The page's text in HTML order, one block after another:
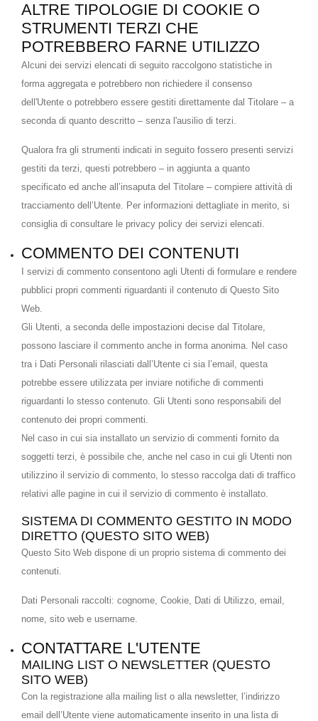
ALTRE TIPOLOGIE DI COOKIE O
STRUMENTI TERZI CHE
POTREBBERO FARNE UTILIZZO
Alcuni dei servizi elencati di seguito raccolgono statistiche in
forma aggregata e potrebbero non richiedere il consenso
dell'Utente o potrebbero essere gestiti direttamente dal Titolare – a
seconda di quanto descritto – senza l'ausilio di terzi.
Qualora fra gli strumenti indicati in seguito fossero presenti servizi
gestiti da terzi, questi potrebbero – in aggiunta a quanto
specificato ed anche all’insaputa del Titolare – compiere attività di
tracciamento dell’Utente. Per informazioni dettagliate in merito, si
consiglia di consultare le privacy policy dei servizi elencati.
COMMENTO DEI CONTENUTI
I servizi di commento consentono agli Utenti di formulare e rendere
pubblici propri commenti riguardanti il contenuto di Questo Sito
Web.
Gli Utenti, a seconda delle impostazioni decise dal Titolare,
possono lasciare il commento anche in forma anonima. Nel caso
tra i Dati Personali rilasciati dall’Utente ci sia l’email, questa
potrebbe essere utilizzata per inviare notifiche di commenti
riguardanti lo stesso contenuto. Gli Utenti sono responsabili del
contenuto dei propri commenti.
Nel caso in cui sia installato un servizio di commenti fornito da
soggetti terzi, è possibile che, anche nel caso in cui gli Utenti non
utilizzino il servizio di commento, lo stesso raccolga dati di traffico
relativi alle pagine in cui il servizio di commento è installato.
SISTEMA DI COMMENTO GESTITO IN MODO
DIRETTO (QUESTO SITO WEB)
Questo Sito Web dispone di un proprio sistema di commento dei
contenuti.
Dati Personali raccolti: cognome, Cookie, Dati di Utilizzo, email,
nome, sito web e username.
CONTATTARE L'UTENTE
MAILING LIST O NEWSLETTER (QUESTO
SITO WEB)
Con la registrazione alla mailing list o alla newsletter, l’indirizzo
email dell’Utente viene automaticamente inserito in una lista di